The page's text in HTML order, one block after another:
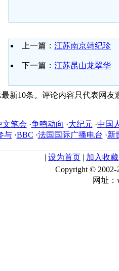
上一篇： 江苏南京韩纪珍
下一篇： 江苏昆山龙翠华
最新10条。评论内容只代表网
文笔会 ·争鸣动向 ·大纪元 ·中国
与·BBC ·法国国际广播电台 ·新
| 设为首页 | 加入收藏
Copyright ©
网址：